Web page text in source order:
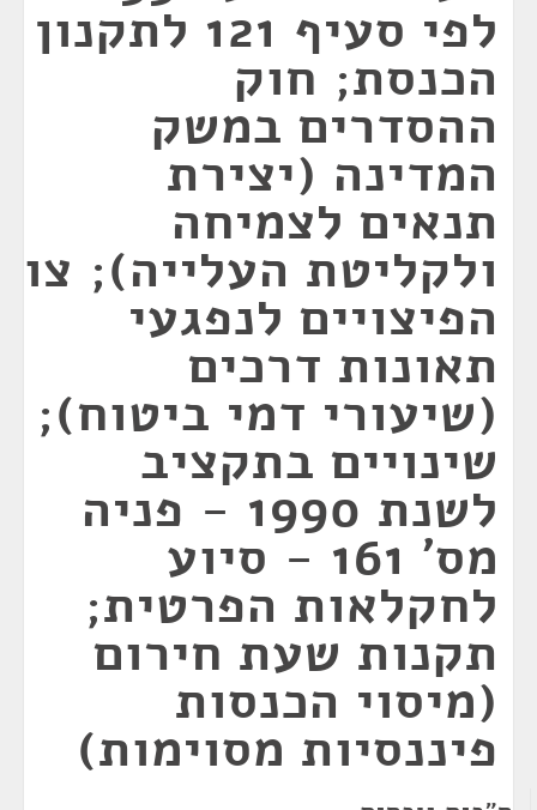
לפי סעיף 121 לתקנון
הכנסת; חוק
ההסדרים במשק
המדינה (יצירת
תנאים לצמיחה
ולקליטת העלייה); צו
הפיצויים לנפגעי
תאונות דרכים
(שיעורי דמי ביטוח);
שינויים בתקציב
לשנת 1990 - פניה
מס' 161 - סיוע
לחקלאות הפרטית;
תקנות שעת חירום
(מיסוי הכנסות
פיננסיות מסוימות)